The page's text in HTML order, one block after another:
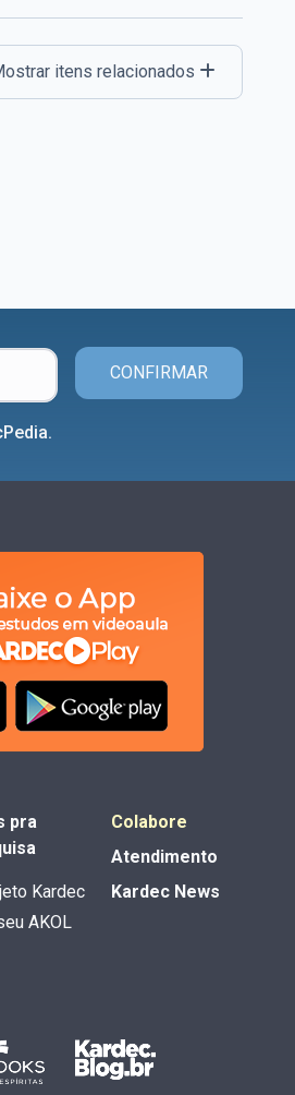
itens relacionados
CONFIRMAR
pra
Kardec
AKOL
Colabore
Atendimento
Kardec News